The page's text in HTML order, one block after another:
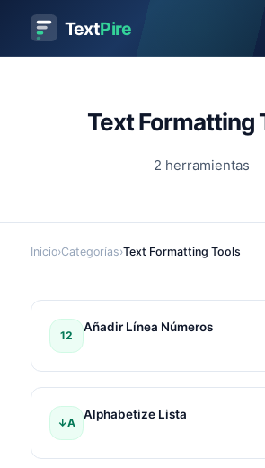
TextPire
Text Formatting
2 herramientas
Inicio›Categorías›Text Formatting Tools
12
Añadir Línea Números
↓A
Alphabetize Lista